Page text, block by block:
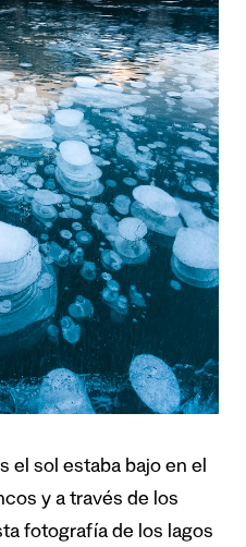
el sol estaba bajo en el
y a través de los
fotografía de los lagos